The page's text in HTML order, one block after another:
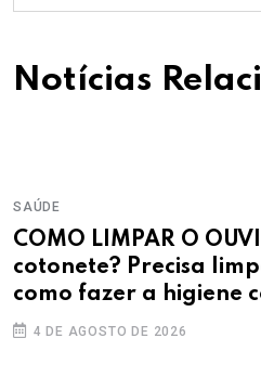
Notícias
SAÚDE
COMO LIMPAR O
cotonete? Precisa
como fazer a higiene
4 DE AGOSTO DE 2026